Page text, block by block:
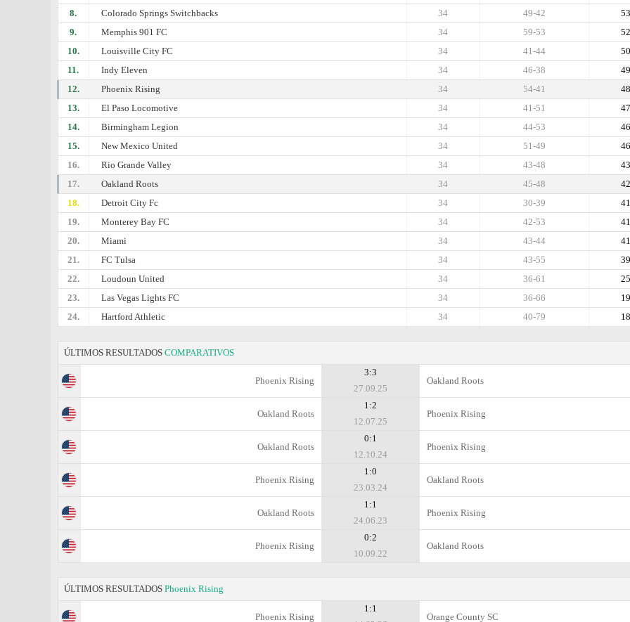
8.
Colorado Springs Switchbacks 53
49-42
34
9.
Memphis 901 FC 52
59-53
34
10.
Louisville City FC 50
41-44
34
11.
Indy Eleven 49
46-38
34
12.
Phoenix Rising 48
54-41
34
13.
El Paso Locomotive 47
41-51
34
14.
Birmingham Legion 46
44-53
34
15.
New Mexico United 46
51-49
34
16.
Rio Grande Valley 43
43-48
34
17.
Oakland Roots 42
45-48
34
18.
Detroit City Fc 41
30-39
34
19.
Monterey Bay FC 41
42-53
34
20.
Miami 41
43-44
34
21.
FC Tulsa 39
43-55
34
22.
Loudoun United 25
36-61
34
23.
Las Vegas Lights FC 19
36-66
34
24.
Hartford Athletic 18
40-79
34
ÚLTIMOS RESULTADOS COMPARATIVOS
Phoenix Rising
3:3
27.09.25
Oakland Roots
Oakland Roots
1:2
12.07.25
Phoenix Rising
Oakland Roots
0:1
12.10.24
Phoenix Rising
Phoenix Rising
1:0
23.03.24
Oakland Roots
Oakland Roots
1:1
24.06.23
Phoenix Rising
Phoenix Rising
0:2
10.09.22
Oakland Roots
ÚLTIMOS RESULTADOS Phoenix Rising
Phoenix Rising
1:1
Orange County SC